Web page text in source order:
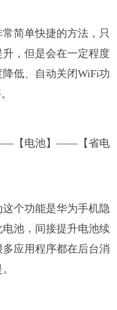
简单快捷的方法，只
，但是会在一定程度
低、自动关闭WiFi功
【电池】——【省电
个功能是华为手机隐
池，间接提升电池续
应用程序都在后台消